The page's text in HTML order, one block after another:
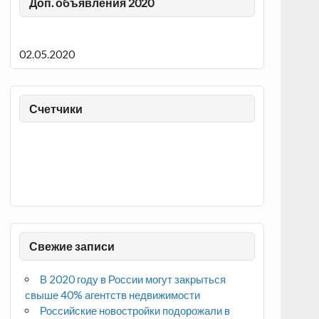
02.05.2020
Счетчики
Свежие записи
В 2020 году в России могут закрыться
свыше 40% агентств недвижимости
Российские новостройки подорожали в